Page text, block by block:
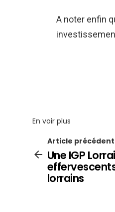
A noter enfin
En voir plus
Article précédent
Une IGP
lorrains